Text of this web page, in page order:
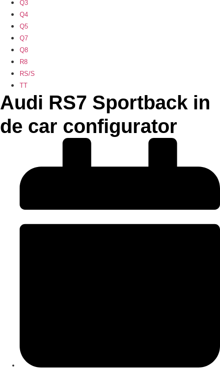
Q3
Q4
Q5
Q7
Q8
R8
RS/S
TT
Audi RS7 Sportback in
de car configurator